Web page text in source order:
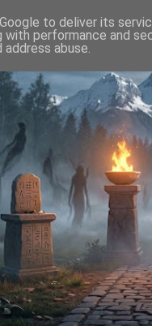
to deliver its
with performance and
abuse.